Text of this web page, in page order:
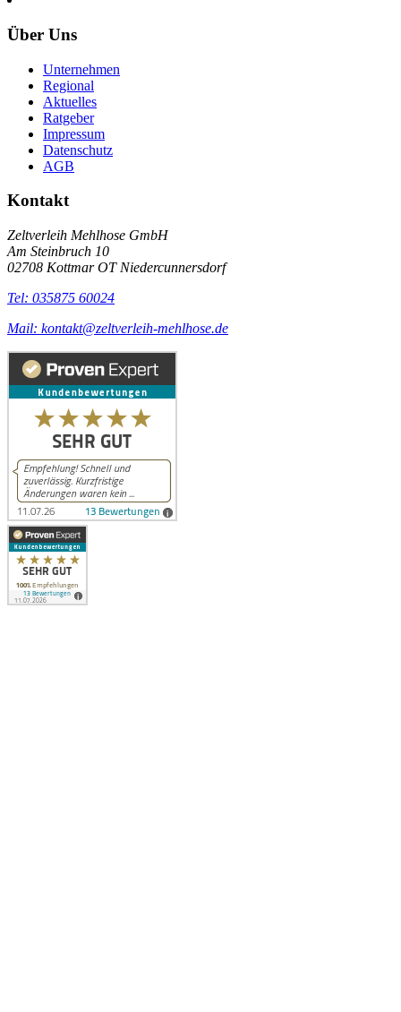
Über Uns
Unternehmen
Regional
Aktuelles
Ratgeber
Impressum
Datenschutz
AGB
Kontakt
Zeltverleih Mehlhose GmbH
Am Steinbruch 10
02708 Kottmar OT Niedercunnersdorf
Tel: 035875 60024
Mail: kontakt@zeltverleih-mehlhose.de